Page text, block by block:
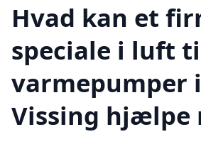
Hvad kan et
speciale i luft
varmepumper
Vissing hjælpe